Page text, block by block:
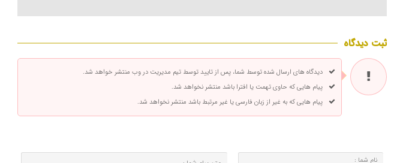
ثبت دیدگاه
دیدگاه های ارسال شده توسط شما، پس از تایید توسط تیم مدیریت در وب منتشر خواهد شد.
پیام هایی که حاوی تهمت یا افترا باشد منتشر نخواهد شد.
پیام هایی که به غیر از زبان فارسی یا غیر مرتبط باشد منتشر نخواهد شد.